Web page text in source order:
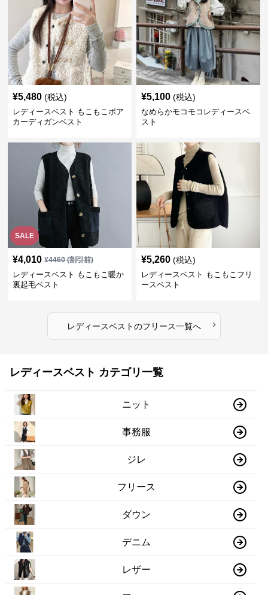
¥5,480 (税込)
レディースベスト もこもこボア
カーディガンベスト
¥5,100 (税込)
なめらかモコモコレディースベ
スト
SALE
¥4,010 ¥4460(割引前)
レディースベスト もこもこ暖か
裏起毛ベスト
¥5,260 (税込)
レディースベスト もこもこフリ
ースベスト
レディースベストのフリース一覧へ ›
レディースベスト カテゴリ一覧
ニット
事務服
ジレ
フリース
ダウン
デニム
レザー